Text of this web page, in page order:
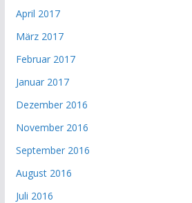
April 2017
März 2017
Februar 2017
Januar 2017
Dezember 2016
November 2016
September 2016
August 2016
Juli 2016